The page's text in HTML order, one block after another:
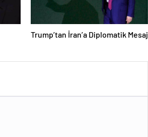
Trump’tan İran’a Diplomatik Mesaj